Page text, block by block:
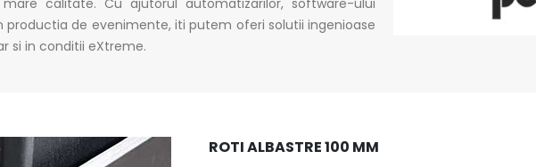
de evenimente, iti putem oferi solutii ingenioase
si in conditii eXtreme.
ROTI ALBASTRE 100 MM